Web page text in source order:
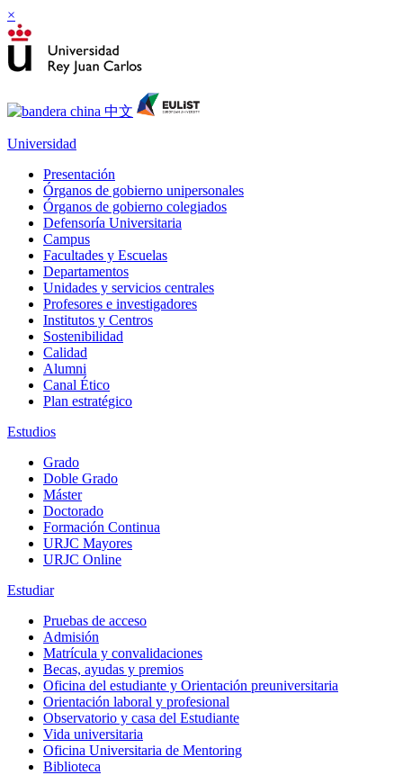
×
Universidad
Presentación
Órganos de gobierno unipersonales
Órganos de gobierno colegiados
Defensoría Universitaria
Campus
Facultades y Escuelas
Departamentos
Unidades y servicios centrales
Profesores e investigadores
Institutos y Centros
Sostenibilidad
Calidad
Alumni
Canal Ético
Plan estratégico
Estudios
Grado
Doble Grado
Máster
Doctorado
Formación Continua
URJC Mayores
URJC Online
Estudiar
Pruebas de acceso
Admisión
Matrícula y convalidaciones
Becas, ayudas y premios
Oficina del estudiante y Orientación preuniversitaria
Orientación laboral y profesional
Observatorio y casa del Estudiante
Vida universitaria
Oficina Universitaria de Mentoring
Biblioteca